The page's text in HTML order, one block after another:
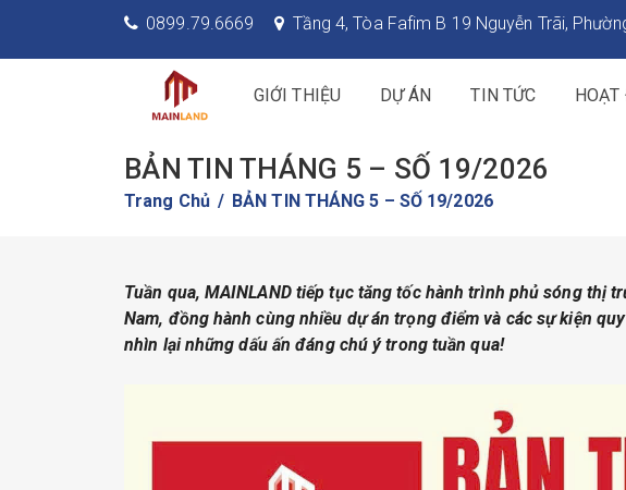
0899.79.6669 Tầng 4, Tòa Fafim B 19 Nguyễn Trãi,
GIỚI THIỆU DỰ ÁN TIN TỨC HOẠT
BẢN TIN THÁNG 5 – SỐ 19/2026
Trang Chủ BẢN TIN THÁNG 5 – SỐ 19/2026
Tuần qua, MAINLAND tiếp tục tăng tốc hành trình phủ sóng thị
Nam, đồng hành cùng nhiều dự án trọng điểm và các sự kiện
nhìn lại những dấu ấn đáng chú ý trong tuần qua!